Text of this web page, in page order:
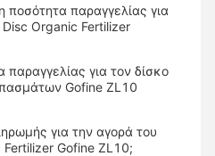
ποσότητα παραγγελίας για
Organic Fertilizer
για τον δίσκο
Gofine ZL10
για την αγορά του
Gofine ZL10;